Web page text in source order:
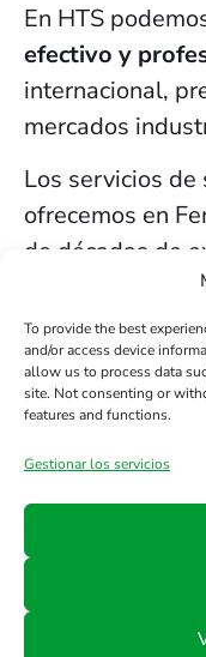
To provide the best
and/or access device
allow us to process data
site. Not consenting or
features and functions.
Gestionar los servicios
En HTS
efectivo y
internacional,
mercados
Los servicios
ofrecemos en
de décadas de
nuestros
con la
Contacta
Teléfono